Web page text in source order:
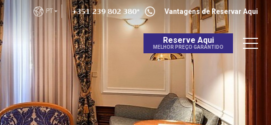
PT +351 239 802 380* Vantagens de Reservar Aqui
Reserve Aqui
MELHOR PREÇO GARANTIDO